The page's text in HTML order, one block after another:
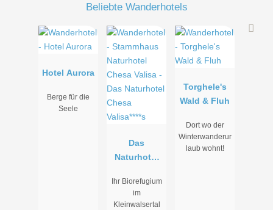
Beliebte Wanderhotels
Hotel Aurora
Berge für die
Seele
Das
Naturhotel
Valisa****s
Ihr Biorefugium
im
Kleinwalsertal
Torghele's
Wald & Fluh
Dort wo der
Winterwanderur
laub wohnt!